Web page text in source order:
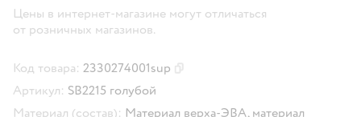
Цены в интернет-магазине могут отличаться
от розничных магазинов.
Код товара: 2330274001sup
Артикул: SB2215 голубой
Материал (состав): Материал верха-ЭВА, материал